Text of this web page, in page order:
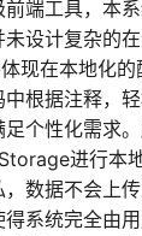
端工具，本
设计复杂的
现在本地化的
根据注释，
足个性化需求
进行本
数据不会上
系统完全由